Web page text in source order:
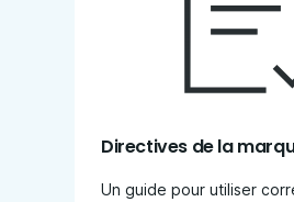
Directives de la
Un guide pour utiliser